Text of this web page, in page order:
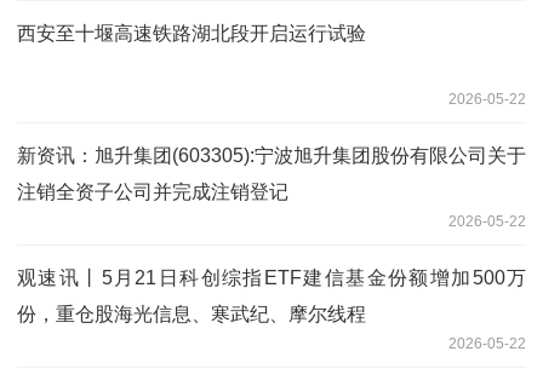
西安至十堰高速铁路湖北段开启运行试验
2026-05-22
新资讯：旭升集团(603305):宁波旭升集团股份有限公司关于
注销全资子公司并完成注销登记
2026-05-22
观速讯丨5月21日科创综指ETF建信基金份额增加500万
份，重仓股海光信息、寒武纪、摩尔线程
2026-05-22